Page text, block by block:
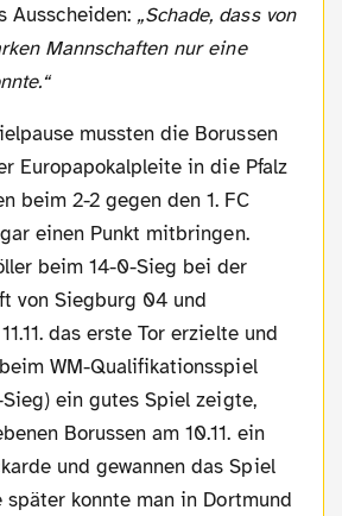
Ausscheiden: „Schade, dass von
Mannschaften nur eine
Europapokalpleite in die Pfalz
beim 2-2 gegen den 1. FC
einen Punkt mitbringen.
beim 14-0-Sieg bei der
von Siegburg 04 und
das erste Tor erzielte und
WM-Qualifikationsspiel
Sieg) ein gutes Spiel zeigte,
Borussen am 10.11. ein
und gewannen das Spiel
später konnte man in Dortmund